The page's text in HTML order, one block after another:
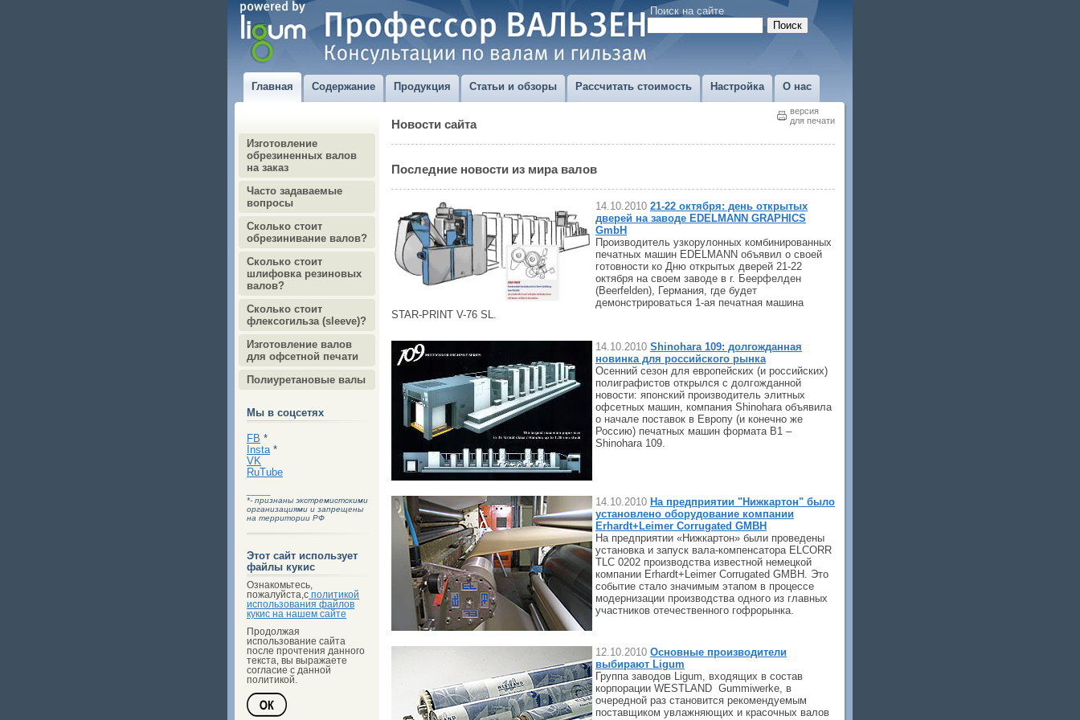
Поиск на сайте
Главная Содержание Продукция Статьи и обзоры Рассчитать стоимость Настройка О нас
Изготовление
обрезиненных валов
на заказ
Часто задаваемые
вопросы
Сколько стоит
обрезинивание валов?
Сколько стоит
шлифовка резиновых
валов?
Сколько стоит
флексогильза (sleeve)?
Изготовление валов
для офсетной печати
Полиуретановые валы
Мы в соцсетях
FB *
Insta *
VK
RuTube
*- признаны экстремистскими
организациями и запрещены
на территории РФ
Этот сайт использует
файлы кукис
Ознакомьтесь,
пожалуйста,с политикой
использования файлов
кукис на нашем сайте
Продолжая
использование сайта
после прочтения данного
текста, вы выражаете
согласие с данной
политикой.
версия
для печати
Новости сайта
Последние новости из мира валов
14.10.2010 21-22 октября: день открытых
дверей на заводе EDELMANN GRAPHICS
GmbH
Производитель узкорулонных комбинированных
печатных машин EDELMANN объявил о своей
готовности ко Дню открытых дверей 21-22
октября на своем заводе в г. Беерфелден
(Beerfelden), Германия, где будет
демонстрироваться 1-ая печатная машина
STAR-PRINT V-76 SL.
14.10.2010 Shinohara 109: долгожданная
новинка для российского рынка
Осенний сезон для европейских (и российских)
полиграфистов открылся с долгожданной
новости: японский производитель элитных
офсетных машин, компания Shinohara объявила
о начале поставок в Европу (и конечно же
Россию) печатных машин формата B1 –
Shinohara 109.
14.10.2010 На предприятии "Нижкартон" было
установлено оборудование компании
Erhardt+Leimer Corrugated GMBH
На предприятии «Нижкартон» были проведены
установка и запуск вала-компенсатора ELCORR
TLC 0202 производства известной немецкой
компании Erhardt+Leimer Corrugated GMBH. Это
событие стало значимым этапом в процессе
модернизации производства одного из главных
участников отечественного гофрорынка.
12.10.2010 Основные производители
выбирают Ligum
Группа заводов Ligum, входящих в состав
корпорации WESTLAND Gummiwerke, в
очередной раз становится рекомендуемым
поставщиком увлажняющих и красочных валов